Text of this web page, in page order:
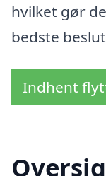
hvilket gør
bedste
Indhent